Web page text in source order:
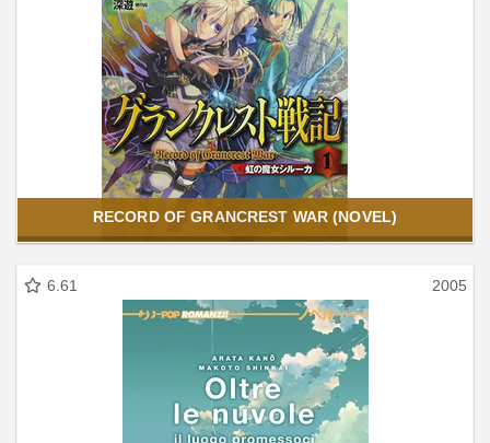
RECORD OF GRANCREST WAR (NOVEL)
6.61 2005